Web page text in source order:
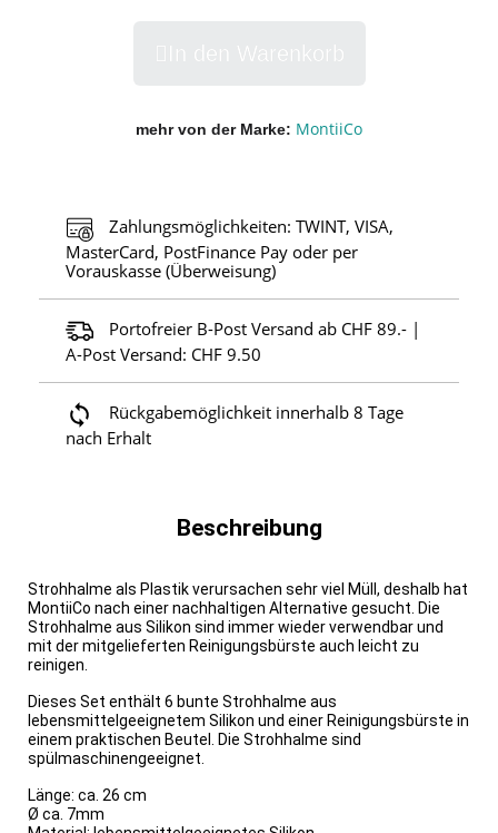
mehr von der Marke MontiiCo
Zahlungsmöglichkeiten: TWINT, VISA,
MasterCard, PostFinance Pay oder per
Vorauskasse (Überweisung)
Portofreier B-Post Versand ab CHF 89.- |
A-Post Versand: CHF 9.50
Rückgabemöglichkeit innerhalb 8 Tage
nach Erhalt
Beschreibung
Strohhalme als Plastik verursachen sehr viel Müll, deshalb hat
MontiiCo nach einer nachhaltigen Alternative gesucht. Die
Strohhalme aus Silikon sind immer wieder verwendbar und
mit der mitgelieferten Reinigungsbürste auch leicht zu
reinigen.
Dieses Set enthält 6 bunte Strohhalme aus
lebensmittelgeeignetem Silikon und einer Reinigungsbürste in
einem praktischen Beutel. Die Strohhalme sind
spülmaschinengeeignet.
Länge: ca. 26 cm
Ø ca. 7mm